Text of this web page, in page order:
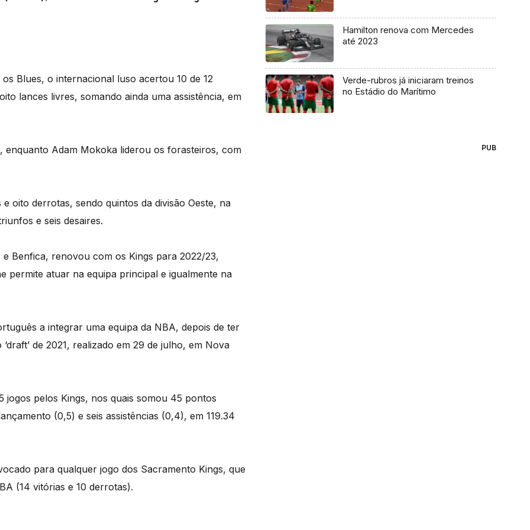
Blues, o internacional luso acertou 10 de 12
lances livres, somando ainda uma assistência, em
Adam Mokoka liderou os forasteiros, com
oito derrotas, sendo quintos da divisão Oeste, na
e seis desaires.
Benfica, renovou com os Kings para 2022/23,
permite atuar na equipa principal e igualmente na
a integrar uma equipa da NBA, depois de ter
de 2021, realizado em 29 de julho, em Nova
jogos pelos Kings, nos quais somou 45 pontos
(0,5) e seis assistências (0,4), em 119.34
para qualquer jogo dos Sacramento Kings, que
(14 vitórias e 10 derrotas).
Hamilton renova com Mercedes
até 2023
Verde-rubros já iniciaram treinos
no Estádio do Marítimo
PUB